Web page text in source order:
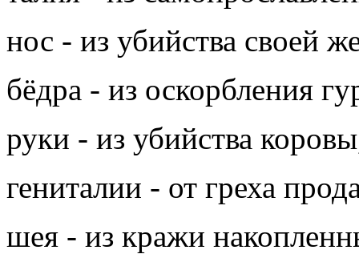
нос - из убийства своей
бёдра - из оскорбления
руки - из убийства
гениталии - от греха
шея - из кражи